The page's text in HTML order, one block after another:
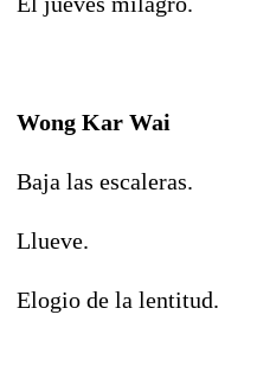
Wong Kar Wai
Baja las escaleras.
Llueve.
Elogio de la lentitud.